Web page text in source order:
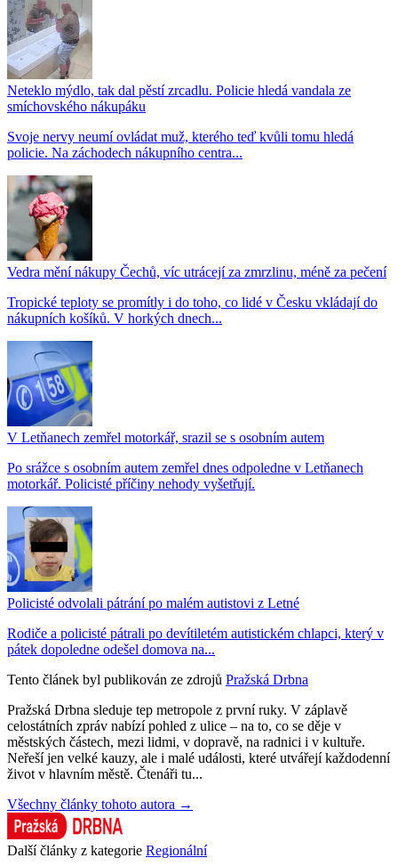
Neteklo mýdlo, tak dal pěstí zrcadlu. Policie hledá vandala ze
smíchovského nákupáku
Svoje nervy neumí ovládat muž, kterého teď kvůli tomu hledá
policie. Na záchodech nákupního centra...
Vedra mění nákupy Čechů, víc utrácejí za zmrzlinu, méně za pečení
Tropické teploty se promítly i do toho, co lidé v Česku vkládají do
nákupních košíků. V horkých dnech...
V Letňanech zemřel motorkář, srazil se s osobním autem
Po srážce s osobním autem zemřel dnes odpoledne v Letňanech
motorkář. Policisté příčiny nehody vyšetřují.
Policisté odvolali pátrání po malém autistovi z Letné
Rodiče a policisté pátrali po devítiletém autistickém chlapci, který v
pátek dopoledne odešel domova na...
Tento článek byl publikován ze zdrojů Pražská Drbna
Pražská Drbna sleduje tep metropole z první ruky. V záplavě
celostátních zpráv nabízí pohled z ulice – na to, co se děje v
městských částech, mezi lidmi, v dopravě, na radnici i v kultuře.
Neřeší jen velké kauzy, ale i malé události, které utvářejí každodenní
život v hlavním městě. Čtenáři tu...
Všechny články tohoto autora →
Další články z kategorie Regionální